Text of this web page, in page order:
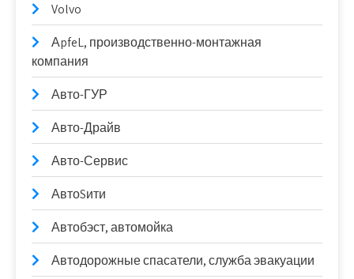
Volvo
АpfeL, производственно-монтажная
компания
Авто-ГУР
Авто-Драйв
Авто-Сервис
АвтоSити
Автобэст, автомойка
Автодорожные спасатели, служба эвакуации